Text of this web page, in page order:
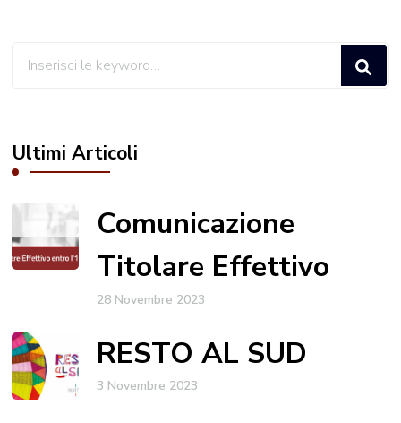
Ultimi Articoli
Comunicazione
Titolare Effettivo
28 Novembre 2023
RESTO AL SUD
3 Novembre 2023